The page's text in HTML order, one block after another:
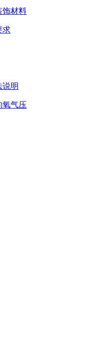
饰材料
求
说明
氧气压